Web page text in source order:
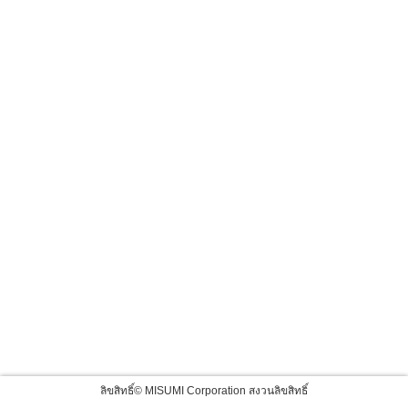
ลิขสิทธิ์© MISUMI Corporation สงวนลิขสิทธิ์